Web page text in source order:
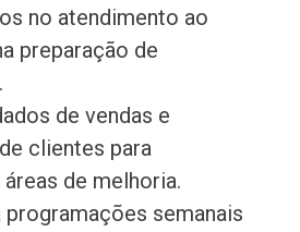
no atendimento ao
preparação de
de vendas e
clientes para
de melhoria.
programações semanais